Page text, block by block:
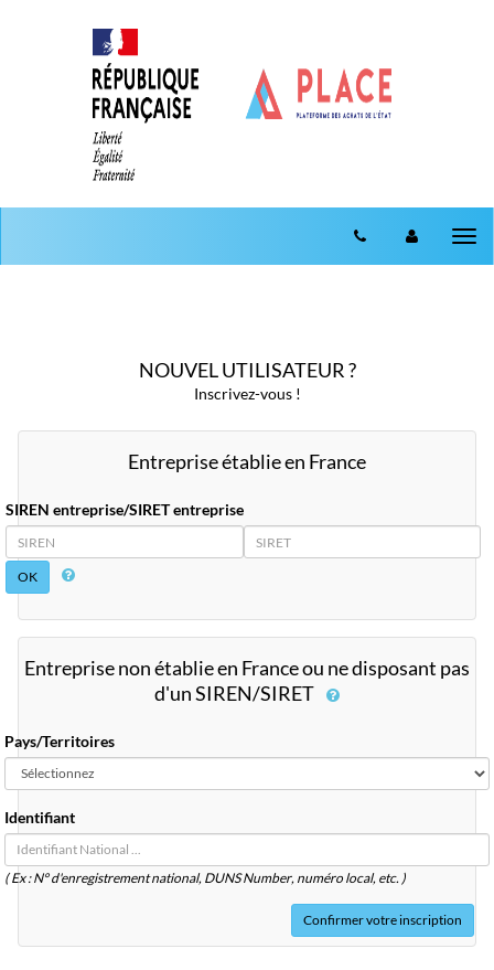
NOUVEL UTILISATEUR ?
Inscrivez-vous !
Entreprise établie en France
SIREN entreprise/SIRET entreprise
SIREN
SIRET
Entreprise non établie en France ou ne disposant pas
d'un SIREN/SIRET
Pays/Territoires
Identifiant
( Ex : N° d'enregistrement national, DUNSNumber, numéro local, etc. )